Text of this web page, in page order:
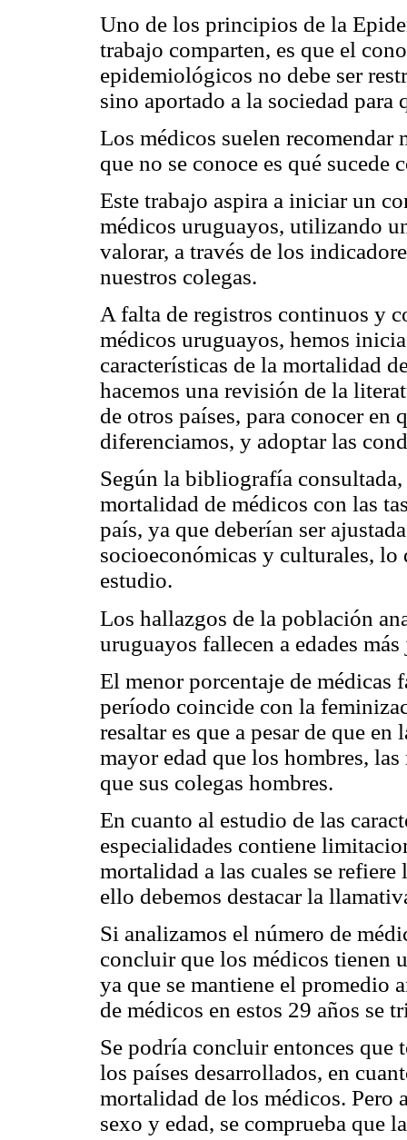
Uno de los principios de la
trabajo comparten, es que el
epidemiológicos no debe ser
sino aportado a la sociedad para
Los médicos suelen recomendar
que no se conoce es qué
Este trabajo aspira a iniciar un
médicos uruguayos, utilizando
valorar, a través de los
nuestros colegas.
A falta de registros continuos y
médicos uruguayos, hemos
características de la mortalidad
hacemos una revisión de la
de otros países, para conocer en
diferenciamos, y adoptar las
Según la bibliografía consultada,
mortalidad de médicos con las
país, ya que deberían ser
socioeconómicas y culturales, lo
estudio.
Los hallazgos de la población
uruguayos fallecen a edades
El menor porcentaje de médicas
período coincide con la
resaltar es que a pesar de que
mayor edad que los hombres, las
que sus colegas hombres.
En cuanto al estudio de las
especialidades contiene
mortalidad a las cuales se
ello debemos destacar la
Si analizamos el número de
concluir que los médicos tienen
ya que se mantiene el promedio
de médicos en estos 29 años se
Se podría concluir entonces que
los países desarrollados, en
mortalidad de los médicos. Pero
sexo y edad, se comprueba que